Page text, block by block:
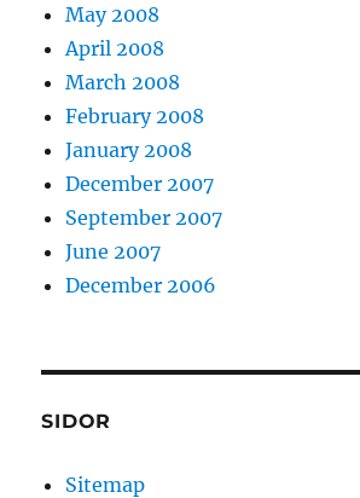
May 2008
April 2008
March 2008
February 2008
January 2008
December 2007
September 2007
June 2007
December 2006
SIDOR
Sitemap